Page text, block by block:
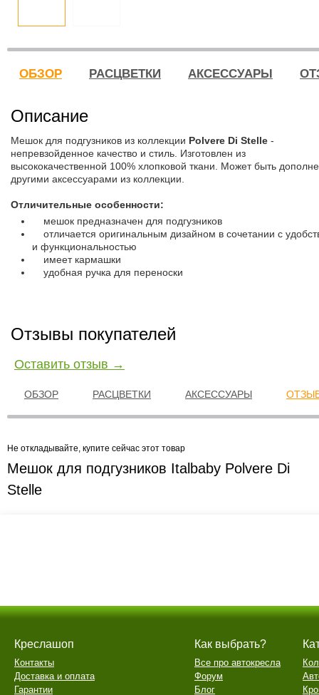
ОБЗОР РАСЦВЕТКИ АКСЕССУАРЫ
Описание
Мешок для подгузников из коллекции Polvere Di Stelle -
непревзойденное качество и стиль. Изготовлен из
высококачественной 100% хлопковой ткани. Может быть
другими аксессуарами из коллекции.
Отличительные особенности:
мешок предназначен для подгузников
отличается оригинальным дизайном в сочетании с
и функциональностью
имеет кармашки
удобная ручка для переноски
Отзывы покупателей
Оставить отзыв →
ОБЗОР РАСЦВЕТКИ АКСЕССУАРЫ
Не откладывайте, купите сейчас этот товар
Мешок для подгузников Italbaby Polvere Di
Stelle
Креслашоп
Контакты
Доставка и оплата
Гарантии
Как выбрать?
Все про автокресла
Форум
Блог